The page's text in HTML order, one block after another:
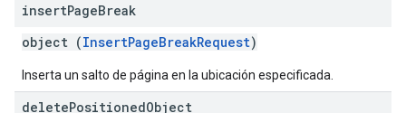
insertPageBreak
object (InsertPageBreakRequest)
Inserta un salto de página en la ubicación especificada.
deletePositionedObject